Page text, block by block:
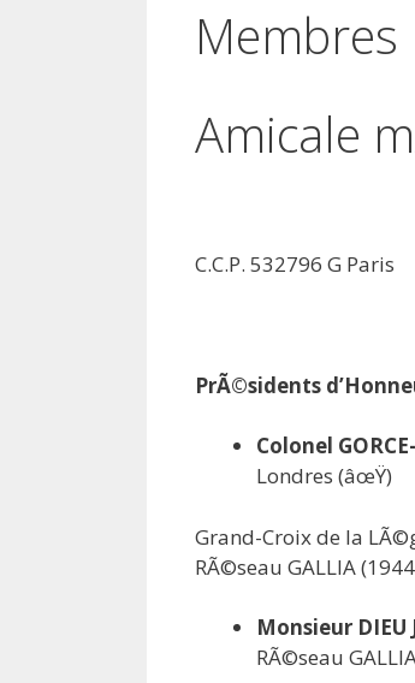
Membres
Amicale
C.C.P. 532796 G Paris
PrÃ©sidents
Colonel
Londres (âœŸ)
Grand-Croix de la
RÃ©seau GALLIA
Monsieur DIEU
RÃ©seau